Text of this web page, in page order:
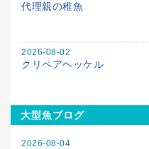
代理親の稚魚
2026-08-02
クリペアヘッケル
大型魚ブログ
2026-08-04